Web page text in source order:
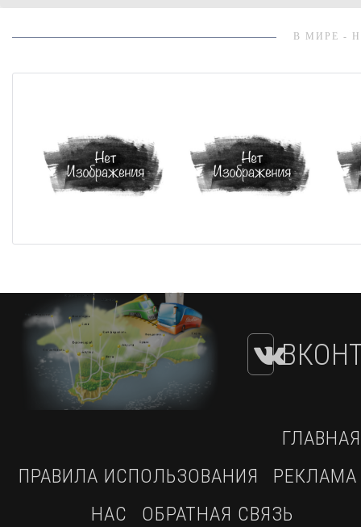
В МИРЕ -
ГЛАВНАЯ
ПРАВИЛА ИСПОЛЬЗОВАНИЯ
РЕКЛАМА
НАС
ОБРАТНАЯ СВЯЗЬ